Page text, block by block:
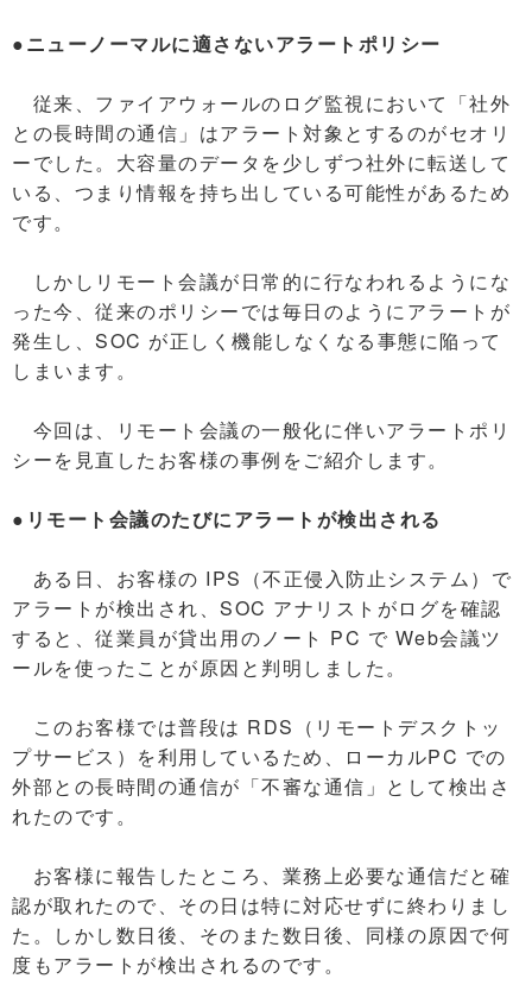
●ニューノーマルに適さないアラートポリシー
従来、ファイアウォールのログ監視において「社外
との長時間の通信」はアラート対象とするのがセオリ
ーでした。大容量のデータを少しずつ社外に転送して
いる、つまり情報を持ち出している可能性があるため
です。
しかしリモート会議が日常的に行なわれるようにな
った今、従来のポリシーでは毎日のようにアラートが
発生し、SOC が正しく機能しなくなる事態に陥って
しまいます。
今回は、リモート会議の一般化に伴いアラートポリ
シーを見直したお客様の事例をご紹介します。
●リモート会議のたびにアラートが検出される
ある日、お客様の IPS（不正侵入防止システム）で
アラートが検出され、SOC アナリストがログを確認
すると、従業員が貸出用のノート PC で Web会議ツ
ールを使ったことが原因と判明しました。
このお客様では普段は RDS（リモートデスクトッ
プサービス）を利用しているため、ローカルPC での
外部との長時間の通信が「不審な通信」として検出さ
れたのです。
お客様に報告したところ、業務上必要な通信だと確
認が取れたので、その日は特に対応せずに終わりまし
た。しかし数日後、そのまた数日後、同様の原因で何
度もアラートが検出されるのです。